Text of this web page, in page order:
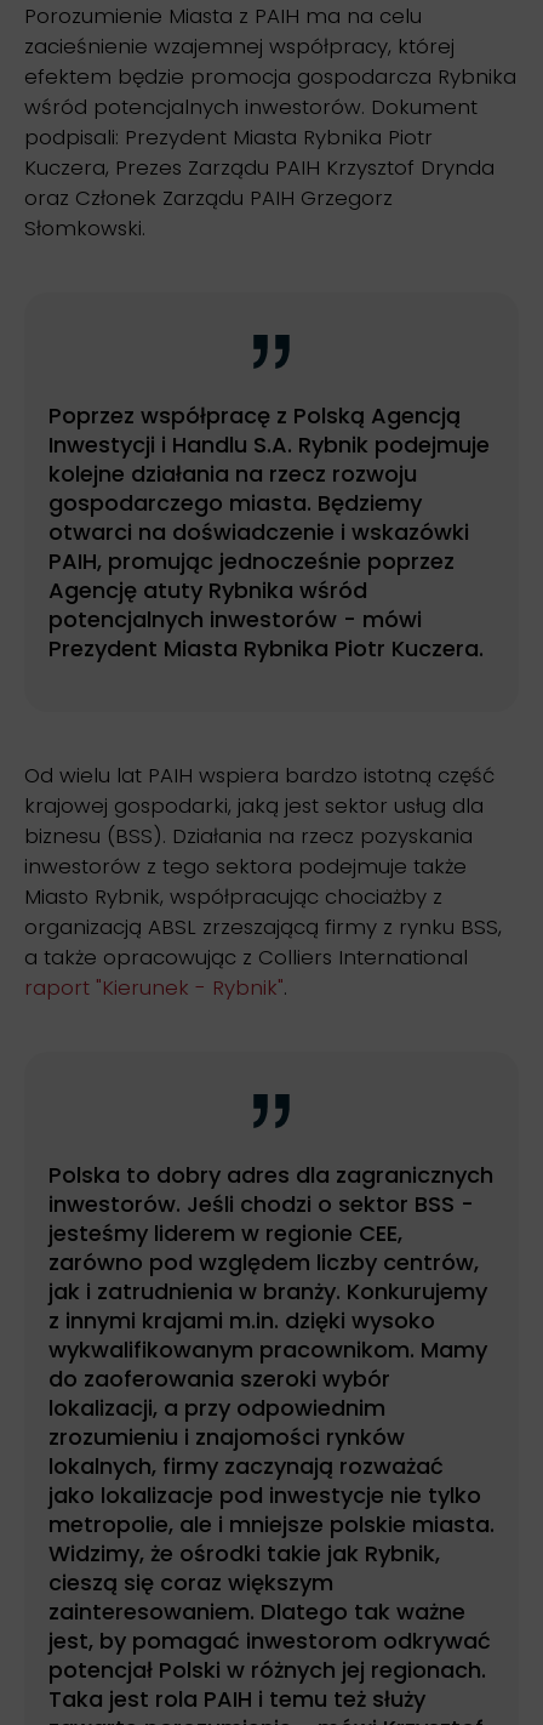
Porozumienie Miasta z PAIH ma na celu
zacieśnienie wzajemnej współpracy, której
efektem będzie promocja gospodarcza Rybnika
wśród potencjalnych inwestorów. Dokument
podpisali: Prezydent Miasta Rybnika Piotr
Kuczera, Prezes Zarządu PAIH Krzysztof Drynda
oraz Członek Zarządu PAIH Grzegorz
Słomkowski.
Poprzez współpracę z Polską Agencją
Inwestycji i Handlu S.A. Rybnik podejmuje
kolejne działania na rzecz rozwoju
gospodarczego miasta. Będziemy
otwarci na doświadczenie i wskazówki
PAIH, promując jednocześnie poprzez
Agencję atuty Rybnika wśród
potencjalnych inwestorów - mówi
Prezydent Miasta Rybnika Piotr Kuczera.
Od wielu lat PAIH wspiera bardzo istotną część
krajowej gospodarki, jaką jest sektor usług dla
biznesu (BSS). Działania na rzecz pozyskania
inwestorów z tego sektora podejmuje także
Miasto Rybnik, współpracując chociażby z
organizacją ABSL zrzeszającą firmy z rynku BSS,
a także opracowując z Colliers International
raport "Kierunek - Rybnik".
Polska to dobry adres dla zagranicznych
inwestorów. Jeśli chodzi o sektor BSS -
jesteśmy liderem w regionie CEE,
zarówno pod względem liczby centrów,
jak i zatrudnienia w branży. Konkurujemy
z innymi krajami m.in. dzięki wysoko
wykwalifikowanym pracownikom. Mamy
do zaoferowania szeroki wybór
lokalizacji, a przy odpowiednim
zrozumieniu i znajomości rynków
lokalnych, firmy zaczynają rozważać
jako lokalizacje pod inwestycje nie tylko
metropolie, ale i mniejsze polskie miasta.
Widzimy, że ośrodki takie jak Rybnik,
cieszą się coraz większym
zainteresowaniem. Dlatego tak ważne
jest, by pomagać inwestorom odkrywać
potencjał Polski w różnych jej regionach.
Taka jest rola PAIH i temu też służy